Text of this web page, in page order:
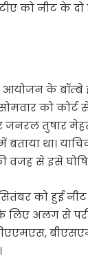
को नीट के दो
के आयोजन के
को
तुषार
था।
से इसे
को हुई नीट
के लिए अलग